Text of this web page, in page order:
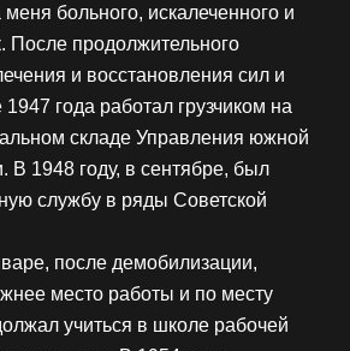
меня больного, искалеченного и
После продолжительного
и восстановления сил и
года работал грузчиком на
складе Управления южной
В 1948 году, в сентябре, был
службу в ряды Советской
после демобилизации,
место работы и по месту
учиться в школе рабочей